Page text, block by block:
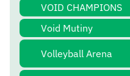
VOID CHAMPIONS
Void Mutiny
Volleyball Arena